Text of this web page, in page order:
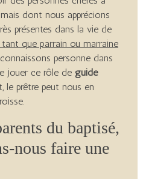
dont nous apprécions
présentes dans la vie de
que parrain ou marraine
personne dans
jouer ce rôle de guide
le prêtre peut nous en
du baptisé,
nous faire une